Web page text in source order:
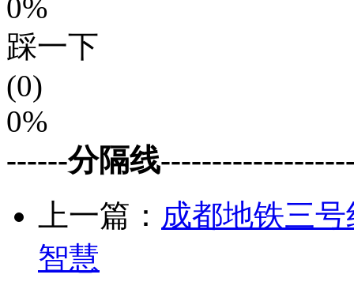
0%
踩一下
(0)
0%
------分隔线
上一篇： 成都地铁三
智慧